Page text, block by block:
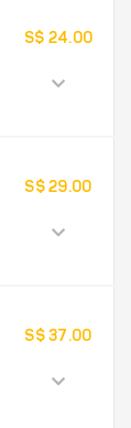
S$ 24.00
S$ 29.00
S$ 37.00